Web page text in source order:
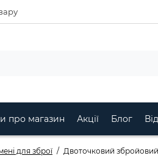
про магазин Акції Блог
для зброї Двоточковий